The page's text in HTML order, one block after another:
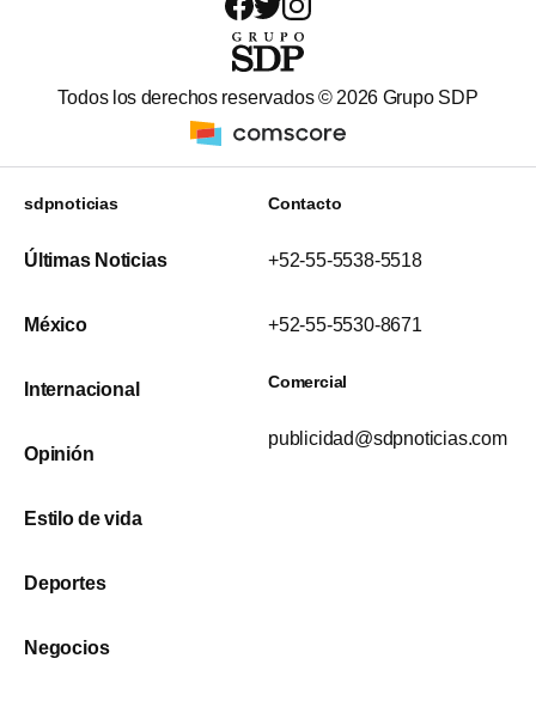
Todos los derechos reservados © 2026 Grupo SDP
sdpnoticias
Últimas Noticias
México
Internacional
Opinión
Estilo de vida
Deportes
Negocios
Contacto
+52-55-5538-5518
+52-55-5530-8671
Comercial
publicidad@sdpnoticias.com